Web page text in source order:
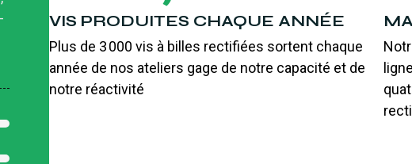
VIS PRODUITES CHAQUE ANNÉE
Plus de 3 000 vis à billes rectifiées sortent chaque
année de nos ateliers gage de notre capacité et de
notre réactivité